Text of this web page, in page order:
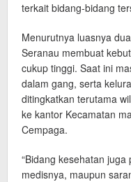
terkait bidang-bidang
Menurutnya luasnya
Seranau membuat
cukup tinggi. Saat ini
dalam gang, serta
ditingkatkan terutama
ke kantor Kecamatan
Cempaga.
“Bidang kesehatan
medisnya, maupun